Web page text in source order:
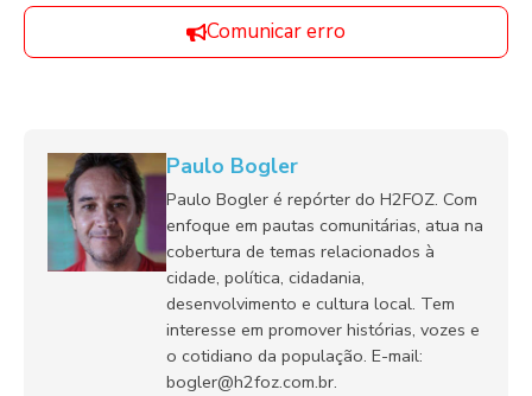
Comunicar erro
Paulo Bogler
Paulo Bogler é repórter do H2FOZ. Com
enfoque em pautas comunitárias, atua na
cobertura de temas relacionados à
cidade, política, cidadania,
desenvolvimento e cultura local. Tem
interesse em promover histórias, vozes e
o cotidiano da população. E-mail:
bogler@h2foz.com.br.